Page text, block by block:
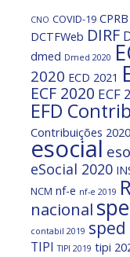
CNO COVID-19 CPRB
DCTFWeb DIRF
dmed Dmed 2020
2020 ECD 2021
ECF 2020 ECF
EFD
Contribuições 2020
esocial
eSocial 2020
NCM nf-e nf-e 2019
nacional
contabil 2019 sped
TIPI TIPI 2019 tipi